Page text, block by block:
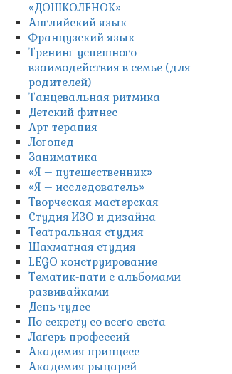
«ДОШКОЛЕНОК»
Английский язык
Французский язык
Тренинг успешного
взаимодействия в семье (для
родителей)
Танцевальная ритмика
Детский фитнес
Арт-терапия
Логопед
Заниматика
«Я – путешественник»
«Я – исследователь»
Творческая мастерская
Студия ИЗО и дизайна
Театральная студия
Шахматная студия
LEGO конструирование
Тематик-пати с альбомами
развивайками
День чудес
По секрету со всего света
Лагерь профессий
Академия принцесс
Академия рыцарей